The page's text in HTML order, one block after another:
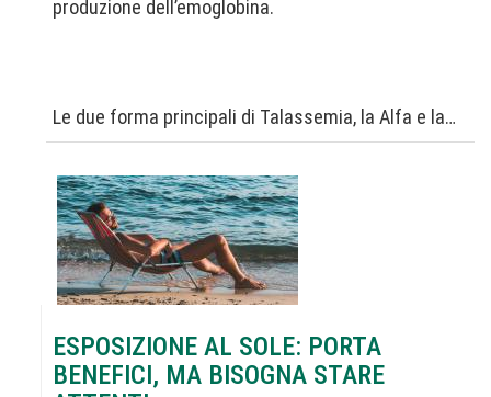
produzione dell’emoglobina.
Le due forma principali di Talassemia, la Alfa e la…
ESPOSIZIONE AL SOLE: PORTA
BENEFICI, MA BISOGNA STARE